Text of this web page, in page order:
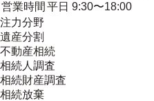
営業時間 平日 9:30〜18:00
注力分野
遺産分割
不動産相続
相続人調査
相続財産調査
相続放棄